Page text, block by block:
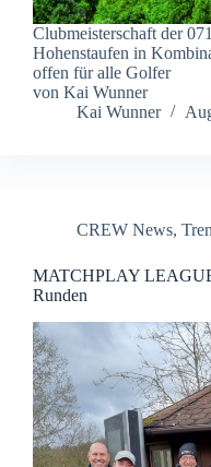
Clubmeisterschaft der
Hohenstaufen in
offen für alle Golfer
von Kai Wunner
Kai Wunner
CREW News,
MATCHPLAY
Runden